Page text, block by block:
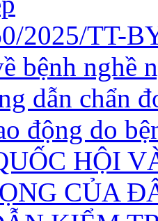
2025/TT-
bệnh nghề
dẫn chẩn
động do
HỘI
CỦA